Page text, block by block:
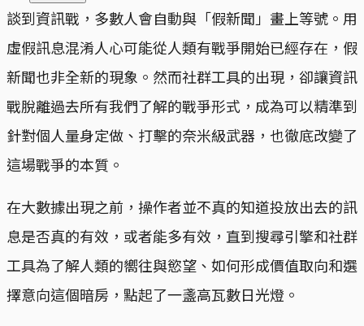
談到資訊戰，多數人會自動與「假新聞」畫上等號。用
虛假訊息混淆人心可能從人類有戰爭開始已經存在，假
新聞也非全新的現象。然而社群工具的出現，卻讓資訊
戰脫離過去所有我們了解的戰爭形式，成為可以精準到
針對個人量身定做、打擊的奈米級武器，也徹底改變了
這場戰爭的本質。
在大數據出現之前，操作者並不真的知道投放出去的訊
息是否真的有效，或者能多有效，直到搜尋引擎和社群
工具為了解人類的嚮往與慾望、如何形成價值取向和選
擇意向這個暗房，點起了一盞高瓦數日光燈。